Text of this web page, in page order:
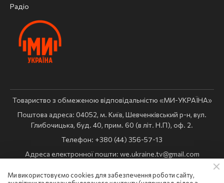
Радіо
Товариство з обмеженою відповідальністю «МИ-УКРАЇНА»
Поштова адреса: 04052, м. Київ, Шевченківський р-н, вул.
Глибочицька, буд. 40, прим. 60 (в літ. Н.П), оф. 2.
Телефон: +380 (44) 356-57-13
Адреса електронної пошти: we.ukraine.tv@gmail.com
Ідентифікатор медіа в Реєстрі суб’єктів у сфері медіа: R10-
Ми використовуємо cookies для забезпечення роботи сайту,